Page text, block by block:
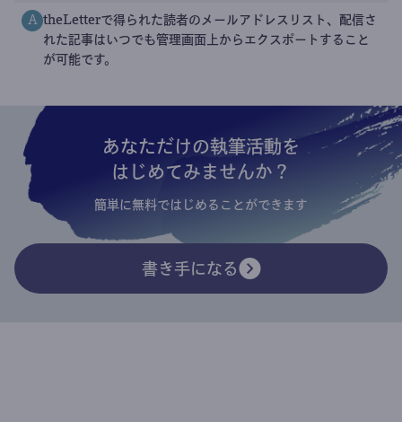
A theLetterで得られた読者のメールアドレスリスト、配信さ
れた記事はいつでも管理画面上からエクスポートすること
が可能です。
あなただけの執筆活動を
はじめてみませんか？
簡単に無料ではじめることができます
書き手になる